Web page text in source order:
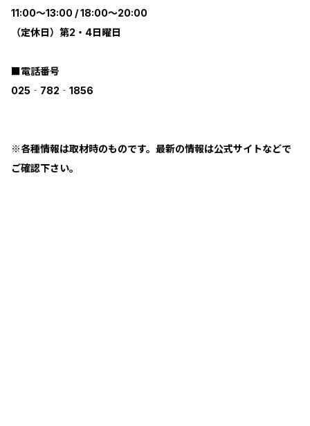
11:00～13:00 / 18:00～20:00
（定休日）第2・4日曜日
■電話番号
025‐782‐1856
※各種情報は取材時のものです。最新の情報は公式サイトなどで
ご確認下さい。